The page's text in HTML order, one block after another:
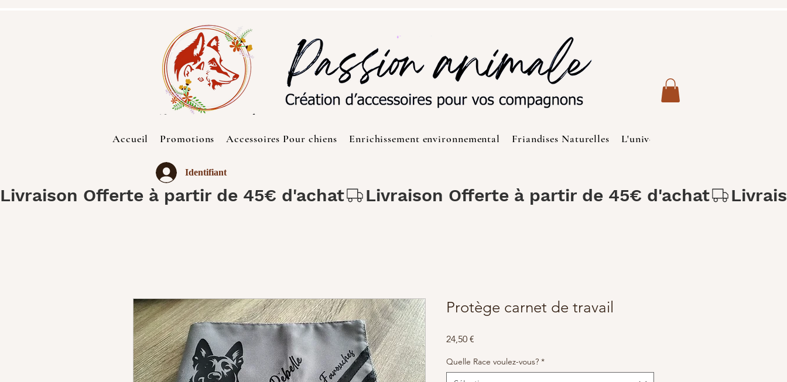
Accueil Promotions Accessoires Pour chiens Enrichissement environnemental Friandises Naturelles L'univers des Chats
Identifiant
Livraison Offerte à partir de 45€ d'achat
Protège carnet de travail
24,50 €
Quelle Race voulez-vous? *